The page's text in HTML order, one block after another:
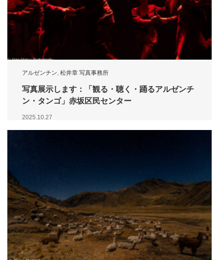
アルゼンチン, 松井章 写真事務所
写真展示します：「観る・聴く・踊るアルゼンチ
ン・タンゴ」赤坂区民センター
2025.10.27